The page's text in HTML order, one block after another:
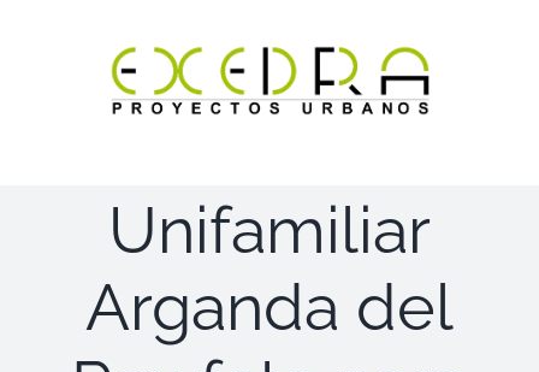
Unifamiliar
Arganda del